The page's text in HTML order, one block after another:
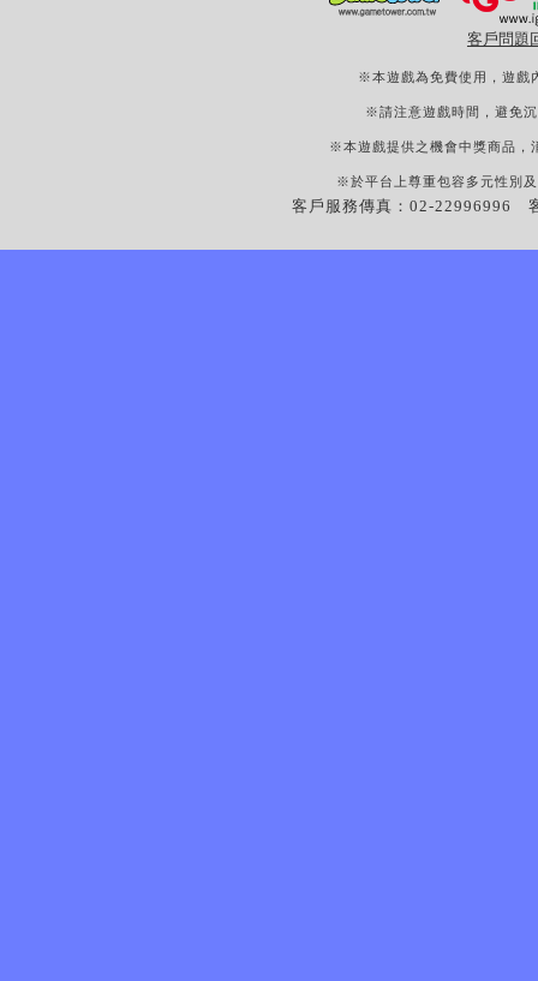
客戶問題
※本遊戲為免費使用，遊戲
※請注意遊戲時間，避免
※本遊戲提供之機會中獎商品，
※於平台上尊重包容多元性別
客戶服務傳真：02-22996996